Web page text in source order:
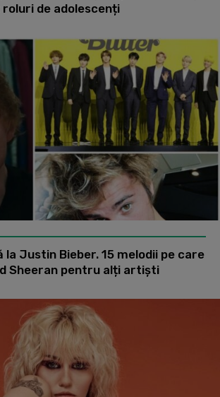
de adolescenți
la Justin Bieber. 15 melodii pe care
Sheeran pentru alți artiști